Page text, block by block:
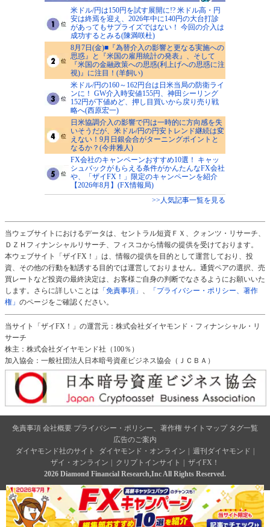
米ドル/円は150円を試す展開に!? 米ドル高・円
安は終焉を迎え、2026年中に140円の大台打診
があってもサプライズではない！ 今回の介入は
成功するとみる(陳満咲杜)
8月7日(金)■『為替介入の影響と更なる実施への
思惑』と『米国の雇用統計の発表』、そして
『米国の金融政策への思惑(利上げへの思惑に注
視)』に注目！(羊飼い)
米ドル/円の160～162円台は日米当局の防衛ライ
ンに！ GW介入時安値155円、神田シーリング
152円が下値めど、押し目買いから戻り売り戦
略へ(西原宏一)
日米協調介入の影響で円は一時的に方向感を失
いそうだが、米ドル/円の円安トレンド継続は変
えない！9月日銀会合がターニングポイントと
なるか？(今井雅人)
FX会社のキャンペーンおすすめ10選！ キャッ
シュバックがもらえる条件がかんたんなFX会社
や、「ザイFX！」限定のキャンペーンを紹介
【2026年8月】(FX情報局)
>>人気記事一覧を見る
当ウェブサイトにおけるデータは、セントラル短資ＦＸ、クォンツ・リサーチ、
ＤＺＨフィナンシャルリサーチ、フィスコから情報の提供を受けております。
本ウェブサイト「ザイFX！」は、情報の提供を目的として運営しており、投
資、その他の行動を勧誘する目的では運営しておりません。通貨ペアの選択、売
買レートなど投資の最終決定は、お客様ご自身の判断でなさるようにお願いいた
します。さらに詳しいことは 「免責事項」
「プライバシー・ポリシー、著作
権」 のページをご確認ください。
当サイト「ザイFX！」の運営元：株式会社ダイヤモンド・フィナンシャル・リ
サーチ
株主：株式会社ダイヤモンド社（100％）
加入協会：一般社団法人日本暗号資産ビジネス協会（ＪＣＢＡ）
免責事項 会社概要 プライバシー・ポリシー、著作権 サイトマップ タグ一覧
広告のご案内
ダイヤモンド社のサイト
ダイヤモンド・オンライン 週刊ダイヤモンド
ザイ・オンライン
クリプトインサイト
ザイFX！
2026 Diamond Financial Research,Inc All Rights Reserved.